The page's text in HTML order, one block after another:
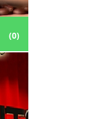
(0)